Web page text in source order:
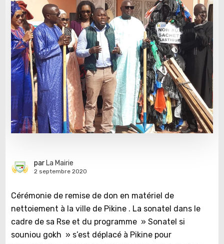
par La Mairie
2 septembre 2020
Cérémonie de remise de don en matériel de
nettoiement à la ville de Pikine . La sonatel dans le
cadre de sa Rse et du programme » Sonatel si
souniou gokh » s’est déplacé à Pikine pour